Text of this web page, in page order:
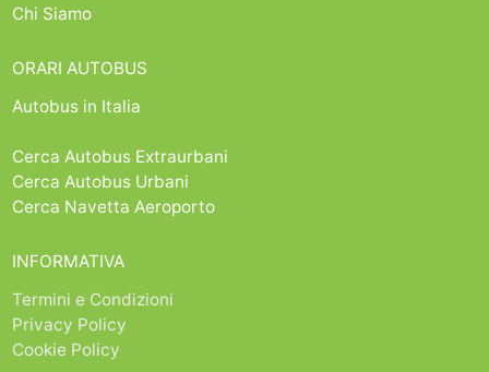
Chi Siamo
ORARI AUTOBUS
Autobus in Italia
Cerca Autobus Extraurbani
Cerca Autobus Urbani
Cerca Navetta Aeroporto
INFORMATIVA
Termini e Condizioni
Privacy Policy
Cookie Policy